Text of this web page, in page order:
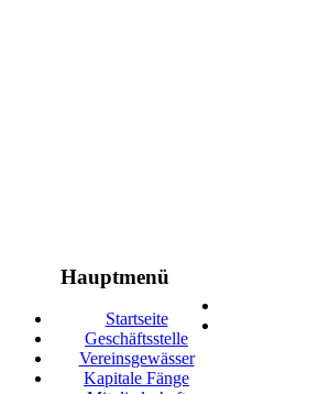
Hauptmenü
Startseite
Geschäftsstelle
Vereinsgewässer
Kapitale Fänge